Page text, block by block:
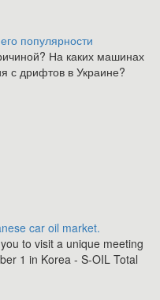
популярности
На каких машинах
с дрифтов в Украине?
car oil market.
to visit a unique meeting
1 in Korea - S-OIL Total